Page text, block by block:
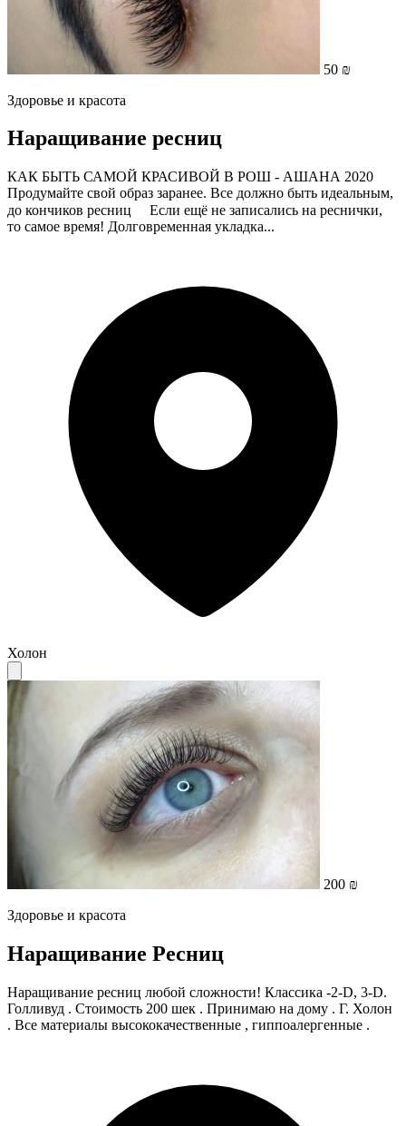
50 ₪
Здоровье и красота
Наращивание ресниц
КАК БЫТЬ САМОЙ КРАСИВОЙ В РОШ - АШАНА 2020
Продумайте свой образ заранее. Все должно быть идеальным,
до кончиков ресниц ⠀ Если ещё не записались на реснички,
то самое время! Долговременная укладка...
Холон
200 ₪
Здоровье и красота
Наращивание Ресниц
Наращивание ресниц любой сложности! Классика -2-D, 3-D.
Голливуд . Стоимость 200 шек . Принимаю на дому . Г. Холон
. Все материалы высококачественные , гиппоалергенные .